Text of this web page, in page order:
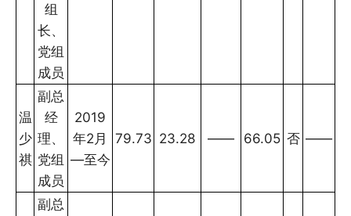
组
长、
党组
成员
温
少
祺
副总
经
理、
党组
成员
2019
年2月
—至今
79.73 23.28 —— 66.05 否 ——
副总